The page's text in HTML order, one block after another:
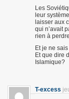
Les
leur
laisser aux
qui n’avait
rien à
Et je ne
Et que dire
Islamique?
T-excess